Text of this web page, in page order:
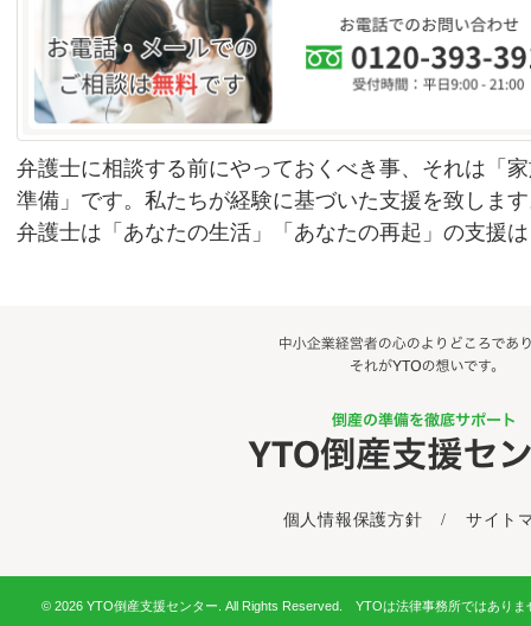
弁護士に相談する前にやっておくべき事、それは「
準備」です。私たちが経験に基づいた支援を致しま
弁護士は「あなたの生活」「あなたの再起」の支援
個人情報保護方針 / サイト
© 2026 YTO倒産支援センター. All Rights Reserved. YTOは法律事務所ではありま